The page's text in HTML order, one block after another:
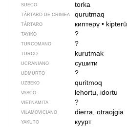
SUECO torka
TÁRTARO DE CRIMEA qurutmaq
TÁRTARO киптерү• kipterü
TAYIKO ?
TURCOMANO ?
TURCO kurutmak
UCRANIANO сушити
UDMURTO ?
UZBEKO quritmoq
VASCO lehortu, idortu
VIETNAMITA ?
VILAMOVICIANO dierra, otraojgia
YAKUTO куурт